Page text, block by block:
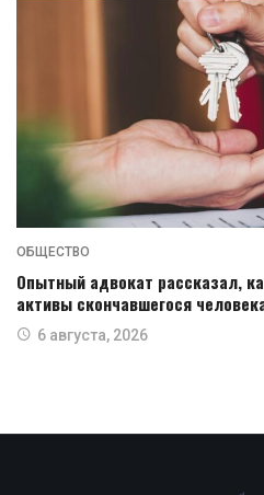
ОБЩЕСТВО
Опытный адвокат рассказал,
активы скончавшегося
6 августа, 2026